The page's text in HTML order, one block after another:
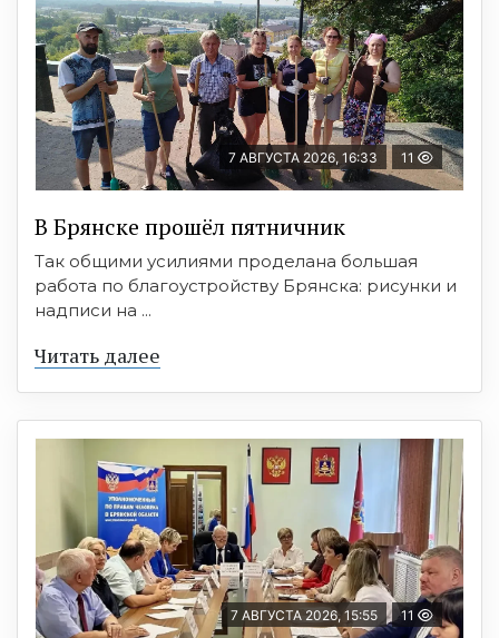
7 АВГУСТА 2026, 16:33 11
В Брянске прошёл пятничник
Так общими усилиями проделана большая
работа по благоустройству Брянска: рисунки и
надписи на ...
Читать далее
7 АВГУСТА 2026, 15:55 11